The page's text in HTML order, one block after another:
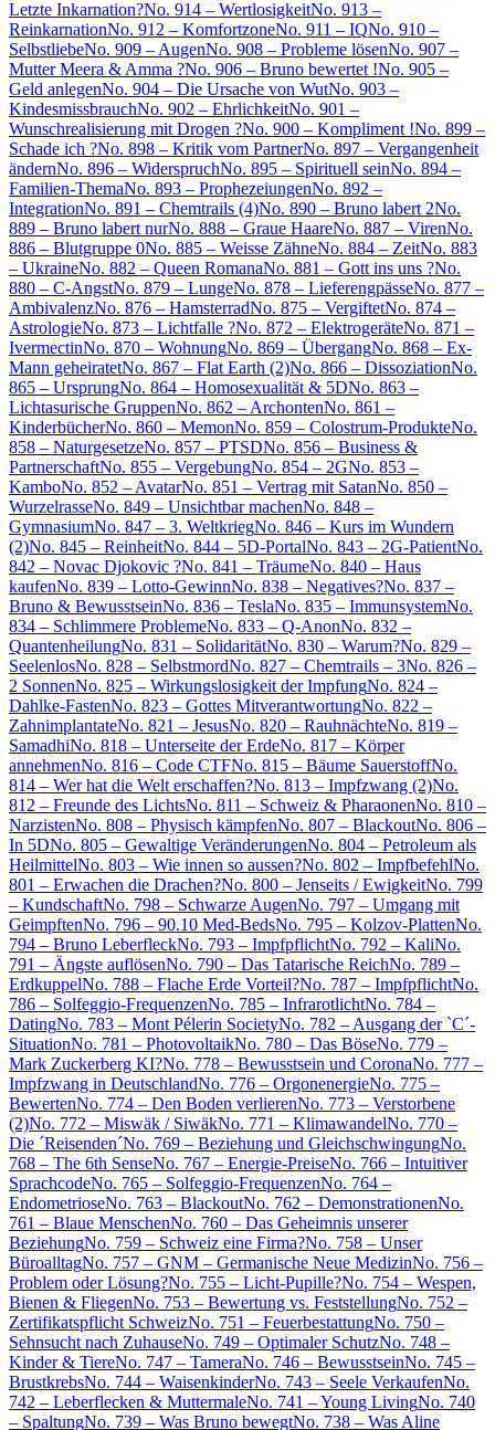
Letzte Inkarnation?No. 914 – WertlosigkeitNo. 913 –
ReinkarnationNo. 912 – KomfortzoneNo. 911 – IQNo. 910 –
SelbstliebeNo. 909 – AugenNo. 908 – Probleme lösenNo. 907 –
Mutter Meera & Amma ?No. 906 – Bruno bewertet !No. 905 –
Geld anlegenNo. 904 – Die Ursache von WutNo. 903 –
KindesmissbrauchNo. 902 – EhrlichkeitNo. 901 –
Wunschrealisierung mit Drogen ?No. 900 – Kompliment !No. 899 –
Schade ich ?No. 898 – Kritik vom PartnerNo. 897 – Vergangenheit
ändernNo. 896 – WiderspruchNo. 895 – Spirituell seinNo. 894 –
Familien-ThemaNo. 893 – ProphezeiungenNo. 892 –
IntegrationNo. 891 – Chemtrails (4)No. 890 – Bruno labert 2No.
889 – Bruno labert nurNo. 888 – Graue HaareNo. 887 – VirenNo.
886 – Blutgruppe 0No. 885 – Weisse ZähneNo. 884 – ZeitNo. 883
– UkraineNo. 882 – Queen RomanaNo. 881 – Gott ins uns ?No.
880 – C-AngstNo. 879 – LungeNo. 878 – LieferengpässeNo. 877 –
AmbivalenzNo. 876 – HamsterradNo. 875 – VergiftetNo. 874 –
AstrologieNo. 873 – Lichtfalle ?No. 872 – ElektrogeräteNo. 871 –
IvermectinNo. 870 – WohnungNo. 869 – ÜbergangNo. 868 – Ex-
Mann geheiratetNo. 867 – Flat Earth (2)No. 866 – DissoziationNo.
865 – UrsprungNo. 864 – Homosexualität & 5DNo. 863 –
Lichtasurische GruppenNo. 862 – ArchontenNo. 861 –
KinderbücherNo. 860 – MemonNo. 859 – Colostrum-ProdukteNo.
858 – NaturgesetzeNo. 857 – PTSDNo. 856 – Business &
PartnerschaftNo. 855 – VergebungNo. 854 – 2GNo. 853 –
KamboNo. 852 – AvatarNo. 851 – Vertrag mit SatanNo. 850 –
WurzelrasseNo. 849 – Unsichtbar machenNo. 848 –
GymnasiumNo. 847 – 3. WeltkriegNo. 846 – Kurs im Wundern
(2)No. 845 – ReinheitNo. 844 – 5D-PortalNo. 843 – 2G-PatientNo.
842 – Novac Djokovic ?No. 841 – TräumeNo. 840 – Haus
kaufenNo. 839 – Lotto-GewinnNo. 838 – Negatives?No. 837 –
Bruno & BewusstseinNo. 836 – TeslaNo. 835 – ImmunsystemNo.
834 – Schlimmere ProblemeNo. 833 – Q-AnonNo. 832 –
QuantenheilungNo. 831 – SolidaritätNo. 830 – Warum?No. 829 –
SeelenlosNo. 828 – SelbstmordNo. 827 – Chemtrails – 3No. 826 –
2 SonnenNo. 825 – Wirkungslosigkeit der ImpfungNo. 824 –
Dahlke-FastenNo. 823 – Gottes MitverantwortungNo. 822 –
ZahnimplantateNo. 821 – JesusNo. 820 – RauhnächteNo. 819 –
SamadhiNo. 818 – Unterseite der ErdeNo. 817 – Körper
annehmenNo. 816 – Code CTFNo. 815 – Bäume SauerstoffNo.
814 – Wer hat die Welt erschaffen?No. 813 – Impfzwang (2)No.
812 – Freunde des LichtsNo. 811 – Schweiz & PharaonenNo. 810 –
NarzistenNo. 808 – Physisch kämpfenNo. 807 – BlackoutNo. 806 –
In 5DNo. 805 – Gewaltige VeränderungenNo. 804 – Petroleum als
HeilmittelNo. 803 – Wie innen so aussen?No. 802 – ImpfbefehlNo.
801 – Erwachen die Drachen?No. 800 – Jenseits / EwigkeitNo. 799
– KundschaftNo. 798 – Schwarze AugenNo. 797 – Umgang mit
GeimpftenNo. 796 – 90.10 Med-BedsNo. 795 – Kolzov-PlattenNo.
794 – Bruno LeberfleckNo. 793 – ImpfpflichtNo. 792 – KaliNo.
791 – Ängste auflösenNo. 790 – Das Tatarische ReichNo. 789 –
ErdkuppelNo. 788 – Flache Erde Vorteil?No. 787 – ImpfpflichtNo.
786 – Solfeggio-FrequenzenNo. 785 – InfrarotlichtNo. 784 –
DatingNo. 783 – Mont Pélerin SocietyNo. 782 – Ausgang der `C´-
SituationNo. 781 – PhotovoltaikNo. 780 – Das BöseNo. 779 –
Mark Zuckerberg KI?No. 778 – Bewusstsein und CoronaNo. 777 –
Impfzwang in DeutschlandNo. 776 – OrgonenergieNo. 775 –
BewertenNo. 774 – Den Boden verlierenNo. 773 – Verstorbene
(2)No. 772 – Miswäk / SiwäkNo. 771 – KlimawandelNo. 770 –
Die ´Reisenden´No. 769 – Beziehung und GleichschwingungNo.
768 – The 6th SenseNo. 767 – Energie-PreiseNo. 766 – Intuitiver
SprachcodeNo. 765 – Solfeggio-FrequenzenNo. 764 –
EndometrioseNo. 763 – BlackoutNo. 762 – DemonstrationenNo.
761 – Blaue MenschenNo. 760 – Das Geheimnis unserer
BeziehungNo. 759 – Schweiz eine Firma?No. 758 – Unser
BüroalltagNo. 757 – GNM – Germanische Neue MedizinNo. 756 –
Problem oder Lösung?No. 755 – Licht-Pupille?No. 754 – Wespen,
Bienen & FliegenNo. 753 – Bewertung vs. FeststellungNo. 752 –
Zertifikatspflicht SchweizNo. 751 – FeuerbestattungNo. 750 –
Sehnsucht nach ZuhauseNo. 749 – Optimaler SchutzNo. 748 –
Kinder & TiereNo. 747 – TameraNo. 746 – BewusstseinNo. 745 –
BrustkrebsNo. 744 – WaisenkinderNo. 743 – Seele VerkaufenNo.
742 – Leberflecken & MuttermaleNo. 741 – Young LivingNo. 740
– SpaltungNo. 739 – Was Bruno bewegtNo. 738 – Was Aline